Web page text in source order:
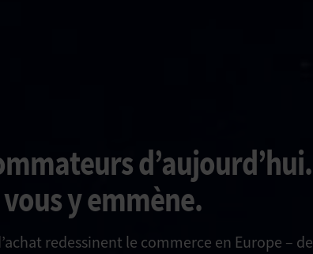
d’aujourd’hui.
y emmène.
redessinent le commerce en Europe – de